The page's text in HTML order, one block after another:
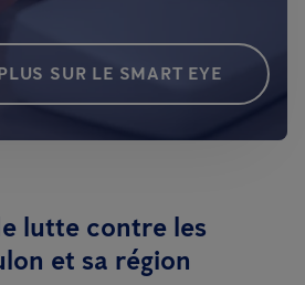
SUR LE SMART EYE
lutte contre les
et sa région